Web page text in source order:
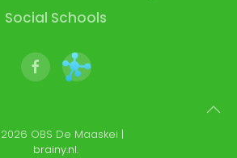
Social Schools
2026 OBS De Maaskei |
brainy.nl.